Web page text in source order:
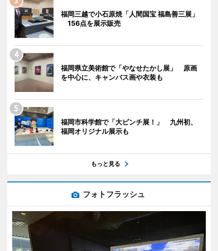
福岡三越で小石原焼「人間国宝 福島善三展」
156点を展示販売
福岡県立美術館で「やなせたかし展」 原画
を中心に、キャンバス画や衣装も
福岡市科学館で「大ピンチ展！」 九州初、
福岡オリジナル展示も
もっと見る
フォトフラッシュ